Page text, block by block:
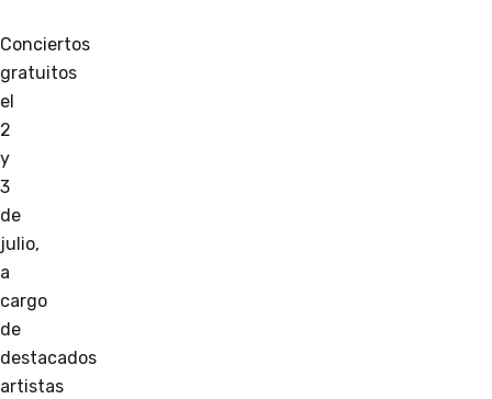
Conciertos
gratuitos
el
2
y
3
de
julio,
a
cargo
de
destacados
artistas